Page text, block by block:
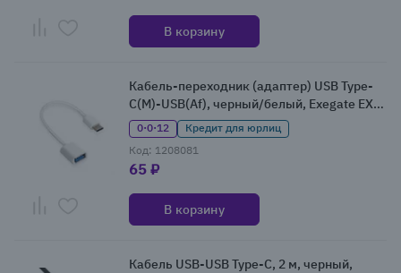
В корзину
Кабель-переходник (адаптер) USB Type-
C(M)-USB(Af), черный/белый, Exegate EX-
A-OTG-CMAF2 (EX294777RUS)
0·0·12
Кредит для юрлиц
Код: 1208081
65 ₽
В корзину
Кабель USB-USB Type-C, 2 м, черный,